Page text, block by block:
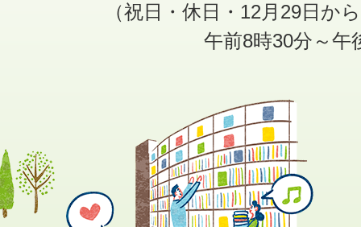
（祝日・休日・12月29日か
午前8時30分～午